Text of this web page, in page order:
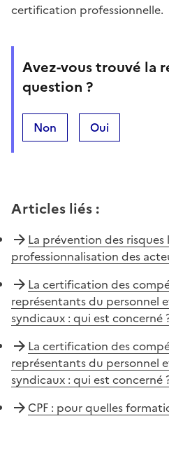
certification professionnelle.
Avez-vous trouvé la
question ?
Non Oui
Articles liés :
La prévention des risques
professionnalisation des
La certification des
représentants du personnel
syndicaux : qui est concerné
La certification des
représentants du personnel
syndicaux : qui est concerné
CPF : pour quelles